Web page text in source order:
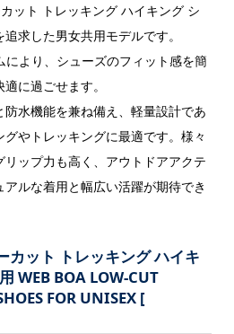
ット トレッキング ハイキング シ
求した男女共用モデルです。
により、シューズのフィット感を簡
に過ごせます。
水機能を兼ね備え、軽量設計であ
やトレッキングに最適です。様々
ップ力も高く、アウトドアアクテ
ルな着用と幅広い活躍が期待でき
カット トレッキング ハイキ
WEB BOA LOW-CUT
FOR UNISEX [